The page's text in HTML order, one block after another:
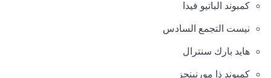
كمبوند الباتيو فيدا
نيست التجمع السادس
هايد بارك سنترال
كمبوند ذا مورنينجز